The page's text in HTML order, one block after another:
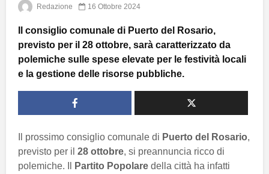
Redazione 16 Ottobre 2024
Il consiglio comunale di Puerto del Rosario,
previsto per il 28 ottobre, sarà caratterizzato da
polemiche sulle spese elevate per le festività locali
e la gestione delle risorse pubbliche.
Il prossimo consiglio comunale di Puerto del Rosario,
previsto per il 28 ottobre, si preannuncia ricco di
polemiche. Il
Partito Popolare della città ha infatti